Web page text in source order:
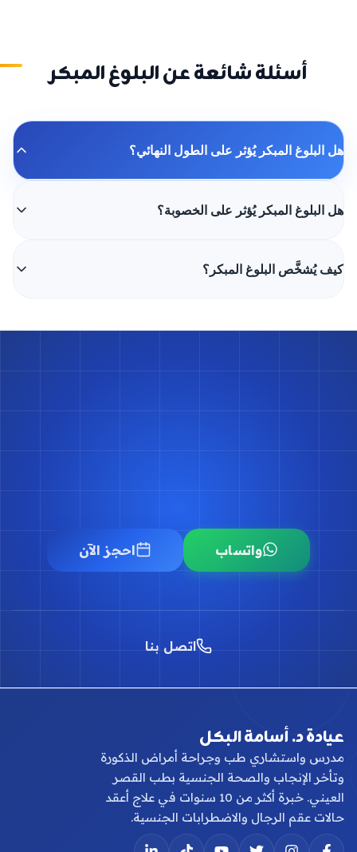
أسئلة شائعة عن البلوغ المبكر
هل البلوغ المبكر يُؤثر على الطول النهائي؟
هل البلوغ المبكر يُؤثر على الخصوبة؟
كيف يُشخَّص البلوغ المبكر؟
واتساب احجز الآن
اتصل بنا
عيادة د. أسامة البكل
مدرس واستشاري طب وجراحة أمراض الذكورة
وتأخر الإنجاب والصحة الجنسية بطب القصر
العيني. خبرة أكثر من 10 سنوات في علاج أعقد
حالات عقم الرجال والاضطرابات الجنسية.